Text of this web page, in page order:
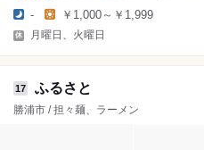
- ￥1,000～￥1,999
月曜日、火曜日
17 ふるさと
勝浦市 / 担々麺、ラーメン